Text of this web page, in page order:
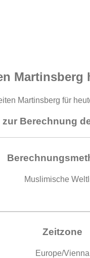
Martinsberg
Martinsberg für
Berechnung
Muslimische
Zeitzone
Europe/Vienna